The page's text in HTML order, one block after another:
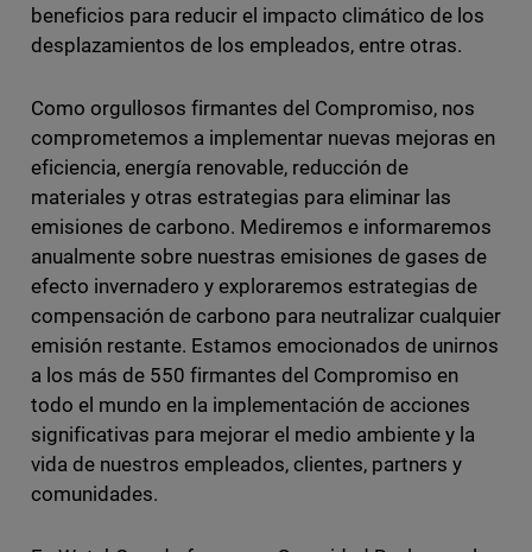
beneficios para reducir el impacto climático de los
desplazamientos de los empleados, entre otras.
Como orgullosos firmantes del Compromiso, nos
comprometemos a implementar nuevas mejoras en
eficiencia, energía renovable, reducción de
materiales y otras estrategias para eliminar las
emisiones de carbono. Mediremos e informaremos
anualmente sobre nuestras emisiones de gases de
efecto invernadero y exploraremos estrategias de
compensación de carbono para neutralizar cualquier
emisión restante. Estamos emocionados de unirnos
a los más de 550 firmantes del Compromiso en
todo el mundo en la implementación de acciones
significativas para mejorar el medio ambiente y la
vida de nuestros empleados, clientes, partners y
comunidades.